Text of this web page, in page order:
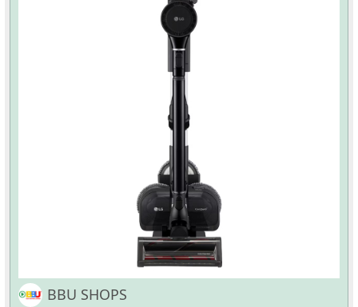
BBU SHOPS